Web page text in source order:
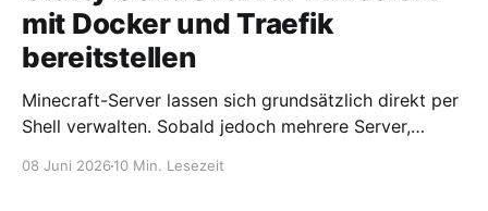
mit Docker und Traefik
bereitstellen
Minecraft-Server lassen sich grundsätzlich direkt per
Shell verwalten. Sobald jedoch mehrere Server,
08 Juni 2026 10 Min. Lesezeit